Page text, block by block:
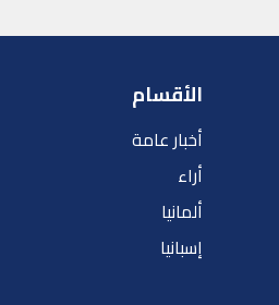
الأقسام
أخبار عامة
أراء
ألمانيا
إسبانيا